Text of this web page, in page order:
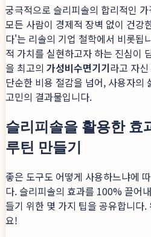
궁극적으로 슬리피솔의 합리적인
모든 사람이 경제적 장벽 없이 건강
다'는 리솔의 기업 철학에서 비롯됩
적 가치를 실현하고자 하는 진심이
을 최고의 가성비수면기기라고 자
단순한 비용 절감을 넘어, 사용자의
고민의 결과물입니다.
슬리피솔을 활용한 효
루틴 만들기
좋은 도구도 어떻게 사용하느냐에
다. 슬리피솔의 효과를 100% 끌어
들기 위한 몇 가지 팁을 공유합니다
요!